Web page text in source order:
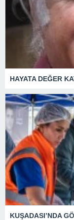
HAYATA DEĞER
KUŞADASI’NDA